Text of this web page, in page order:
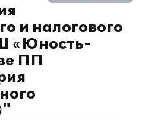
и налогового
«Юность-
ПП